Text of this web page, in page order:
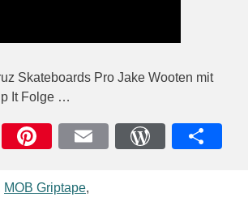
Skateboards Pro Jake Wooten mit
It Folge …
MOB Griptape,